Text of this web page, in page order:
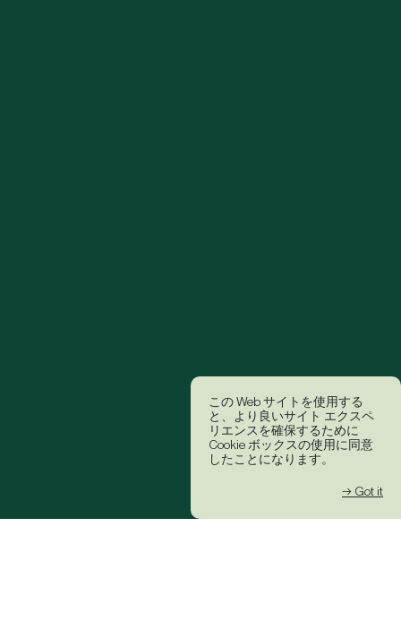
この Web サイトを使用する
と、より良いサイト エクスペ
リエンスを確保するために
Cookie ボックスの使用に同意
したことになります。
→ Got it